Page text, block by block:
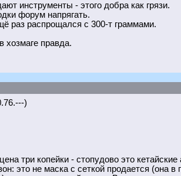
инструменты - этого добра как грязи.
форум напрягать.
раз распрощался с 300-т граммами.
хозмаге правда.
)
три копейки - стопудово это
это не маска с сеткой продается (она в